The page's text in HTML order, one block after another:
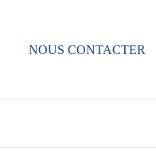
NOUS CONTACTER